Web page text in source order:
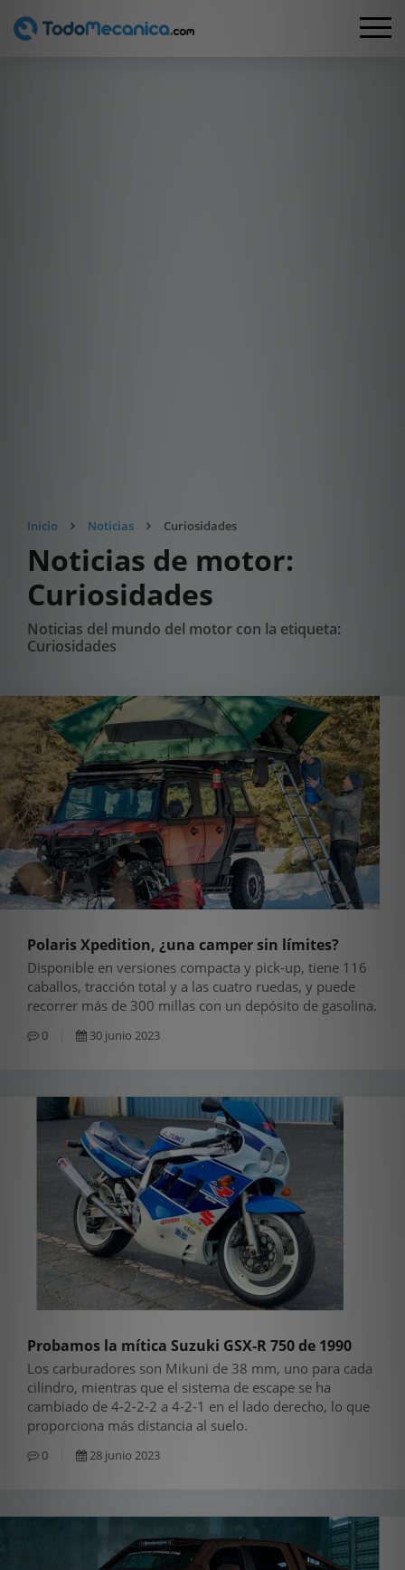
Inicio Noticias Curiosidades
Noticias de motor:
Curiosidades
Noticias del mundo del motor con la etiqueta:
Curiosidades
Polaris Xpedition, ¿una camper sin límites?
Disponible en versiones compacta y pick-up, tiene 116
caballos, tracción total y a las cuatro ruedas, y puede
recorrer más de 300 millas con un depósito de gasolina.
0 30 junio 2023
Probamos la mítica Suzuki GSX-R 750 de 1990
Los carburadores son Mikuni de 38 mm, uno para cada
cilindro, mientras que el sistema de escape se ha
cambiado de 4-2-2-2 a 4-2-1 en el lado derecho, lo que
proporciona más distancia al suelo.
0 28 junio 2023